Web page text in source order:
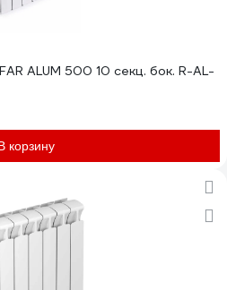
ALUM 500 10 секц. бок. R-AL-
корзину